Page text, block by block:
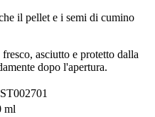
il pellet e i semi di cumino
asciutto e protetto dalla
dopo l'apertura.
ml